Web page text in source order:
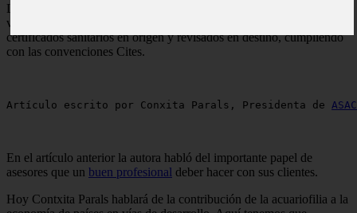
La acuariofilia contribuye positivamente a la economía de países en
vías de desarrollo. El comercio de estos animales se hace con
certificados sanitarios en origen y revisados en destino, cumpliendo
con las convenciones Cites.
Artículo escrito por Conxita Parals, Presidenta de ASAC
En el artículo anterior la autora habló del importante papel de
asesores que un buen profesional deber hacer con sus clientes.
Hoy Contxita Parals hablará de la contribución de la acuariofilia a la